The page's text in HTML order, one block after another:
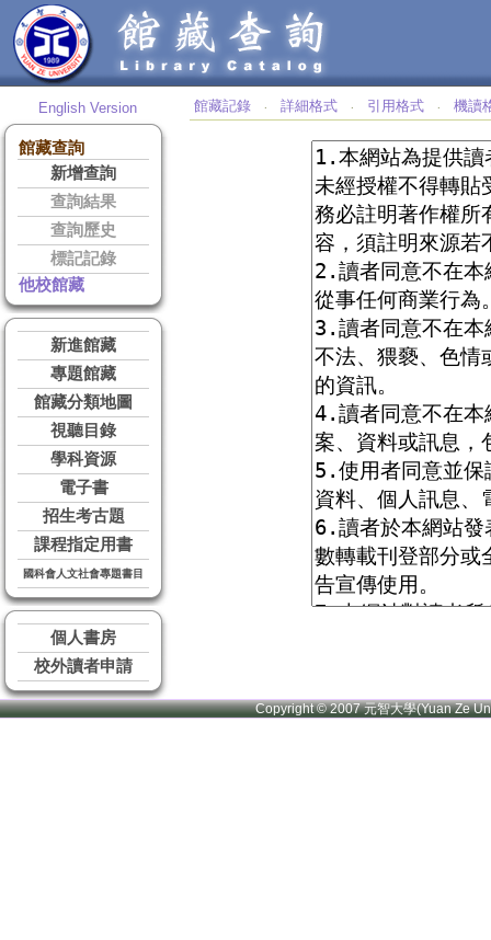
English Version
館藏查詢
新增查詢
查詢結果
查詢歷史
標記記錄
他校館藏
新進館藏
專題館藏
館藏分類地圖
視聽目錄
學科資源
電子書
招生考古題
課程指定用書
國科會人文社會專題書目
個人書房
校外讀者申請
館藏記錄 ‧ 詳細格式 ‧ 引用格式 ‧ 機讀
Copyright © 2007 元智大學(Yuan Ze